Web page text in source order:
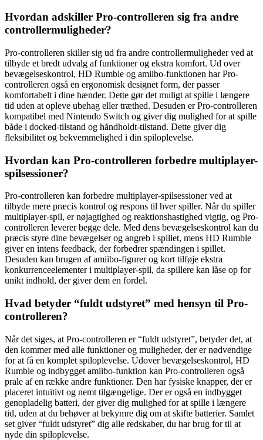
Hvordan adskiller Pro-controlleren sig fra andre
controllermuligheder?
Pro-controlleren skiller sig ud fra andre controllermuligheder ved at
tilbyde et bredt udvalg af funktioner og ekstra komfort. Ud over
bevægelseskontrol, HD Rumble og amiibo-funktionen har Pro-
controlleren også en ergonomisk designet form, der passer
komfortabelt i dine hænder. Dette gør det muligt at spille i længere
tid uden at opleve ubehag eller træthed. Desuden er Pro-controlleren
kompatibel med Nintendo Switch og giver dig mulighed for at spille
både i docked-tilstand og håndholdt-tilstand. Dette giver dig
fleksibilitet og bekvemmelighed i din spiloplevelse.
Hvordan kan Pro-controlleren forbedre multiplayer-
spilsessioner?
Pro-controlleren kan forbedre multiplayer-spilsessioner ved at
tilbyde mere præcis kontrol og respons til hver spiller. Når du spiller
multiplayer-spil, er nøjagtighed og reaktionshastighed vigtig, og Pro-
controlleren leverer begge dele. Med dens bevægelseskontrol kan du
præcis styre dine bevægelser og angreb i spillet, mens HD Rumble
giver en intens feedback, der forbedrer spændingen i spillet.
Desuden kan brugen af amiibo-figurer og kort tilføje ekstra
konkurrenceelementer i multiplayer-spil, da spillere kan låse op for
unikt indhold, der giver dem en fordel.
Hvad betyder “fuldt udstyret” med hensyn til Pro-
controlleren?
Når det siges, at Pro-controlleren er “fuldt udstyret”, betyder det, at
den kommer med alle funktioner og muligheder, der er nødvendige
for at få en komplet spiloplevelse. Udover bevægelseskontrol, HD
Rumble og indbygget amiibo-funktion kan Pro-controlleren også
prale af en række andre funktioner. Den har fysiske knapper, der er
placeret intuitivt og nemt tilgængelige. Der er også en indbygget
genopladelig batteri, der giver dig mulighed for at spille i længere
tid, uden at du behøver at bekymre dig om at skifte batterier. Samlet
set giver “fuldt udstyret” dig alle redskaber, du har brug for til at
nyde din spiloplevelse.